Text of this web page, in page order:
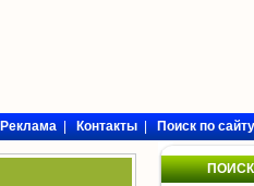
Реклама|Контакты|Поиск по сайту